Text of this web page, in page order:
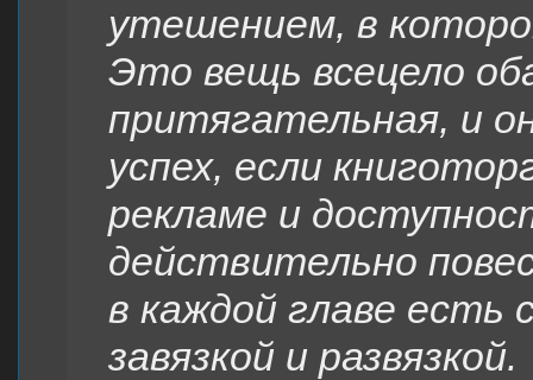
утешением, в
Это вещь всецело
притягательная, и
успех, если
рекламе и
действительно
в каждой главе
завязкой и